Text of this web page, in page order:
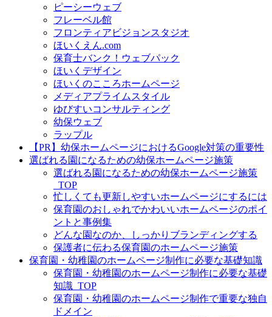
ピーシーウェブ
フレーベル館
フロンティアビジョンスタジオ
ほいくえん.com
保育士バンク！ウェブパック
ほいくデザイン
ほいくのこころホームページ
メディアプライムスタイル
ゆびすいコンサルティング
幼保ウェブ
ラップル
【PR】幼保ホームページにおけるGoogle対策の重要性
選ばれる園になるための幼保ホームページ施策
選ばれる園になるための幼保ホームページ施策
_TOP
忙しくても更新しやすいホームページにするには
保育園のおしゃれでかわいいホームページのポイ
ントと事例集
どんな園なのか、しっかりブランディングする
保護者に伝わる保育園のホームページ施策
保育園・幼稚園のホームページ制作に必要な基礎知識
保育園・幼稚園のホームページ制作に必要な基礎
知識_TOP
保育園・幼稚園のホームページ制作で重要な独自
ドメイン